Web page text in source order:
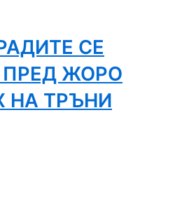
СЕ
ПРЕД ЖОРО
НА ТРЪНИ